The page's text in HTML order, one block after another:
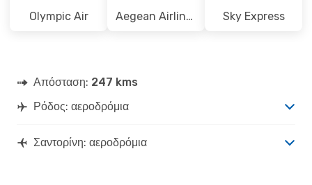
Olympic Air Aegean Airlines Sky Express
Απόσταση: 247 kms
Ρόδος: αεροδρόμια
Σαντορίνη: αεροδρόμια